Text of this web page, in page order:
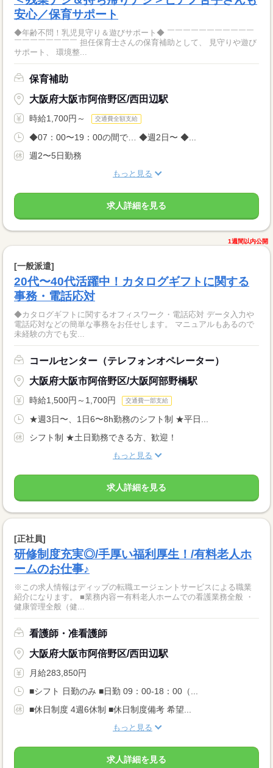
安心／保育サポート
◆年齢不問！乳児見守り＆遊びサポート◆ ￣￣￣￣￣￣￣￣￣￣￣
￣￣￣￣￣￣￣￣ 担任保育士さんの保育補助として、 見守りや遊び
サポート、 環境整...
保育補助
大阪府大阪市阿倍野区/西田辺駅
時給1,700円～ 交通費全額支給
◆07：00〜19：00の間で… ◆週2日〜 ◆...
週2〜5日勤務
もっと見る
求人詳細を見る
1週間以内公開
[一般派遣]
20代〜40代活躍中！カタログギフトに関する
事務・電話応対
◆カタログギフトに関するオフィスワーク・電話応対 データ入力や
電話応対などの簡単な事務をお任せします。 マニュアルもあるので
未経験の方でも安...
コールセンター（テレフォンオペレーター）
大阪府大阪市阿倍野区/大阪阿部野橋駅
時給1,500円～1,700円 交通費一部支給
★週3日〜、1日6〜8h勤務のシフト制 ★平日...
シフト制 ★土日勤務できる方、歓迎！
もっと見る
求人詳細を見る
[正社員]
研修制度充実◎/手厚い福利厚生！/有料老人ホ
ームのお仕事♪
※この求人情報はディップの転職エージェントサービスによる職業
紹介になります。 ■業務内容ー有料老人ホームでの看護業務全般 ・
健康管理全般（健...
看護師・准看護師
大阪府大阪市阿倍野区/西田辺駅
月給283,850円
■シフト 日勤のみ ■日勤 09：00-18：00（...
■休日制度 4週6休制 ■休日制度備考 希望...
もっと見る
求人詳細を見る